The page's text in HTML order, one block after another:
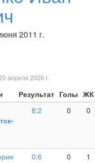
2011 г.
апреля 2026 г.
Результат Голы ЖК
8:2 0 0
0:6 0 1